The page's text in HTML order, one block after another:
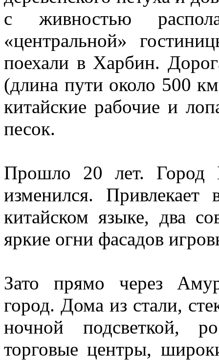
с живностью
«центральной»
поехали в Харбин.
(длина пути около 500
китайские рабочие и
песок.
Прошло 20 лет. Город
изменился. Привлекает
китайском языке, два
яркие огни фасадов
Зато прямо через
город. Дома из стали,
ночной подсветкой,
торговые центры,